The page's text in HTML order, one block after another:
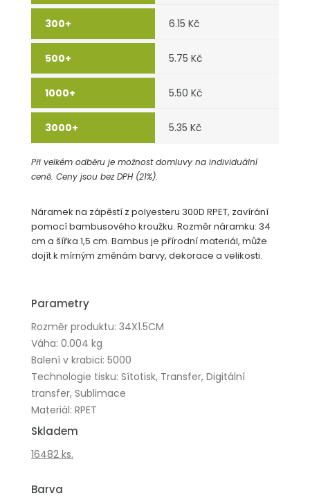
6.15 Kč
5.75 Kč
5.50 Kč
5.35 Kč
Při velkém odběru je možnost domluvy na individuální
ceně. Ceny jsou bez DPH (21%).
Náramek na zápěstí z polyesteru 300D RPET, zavírání
pomocí bambusového kroužku. Rozměr náramku: 34
cm a šířka 1,5 cm. Bambus je přírodní materiál, může
dojít k mírným změnám barvy, dekorace a velikosti.
Parametry
Rozměr produktu: 34X1.5CM
Váha: 0.004 kg
Balení v krabici: 5000
Technologie tisku: Sítotisk, Transfer, Digitální
transfer, Sublimace
Materiál: RPET
Skladem
16482 ks.
Barva